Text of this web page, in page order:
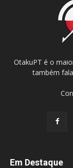
OtakuPT é o
também
Em Destaque